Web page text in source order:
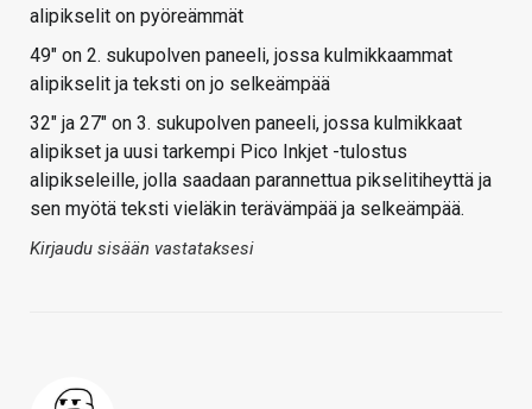
alipikselit on pyöreämmät
49" on 2. sukupolven paneeli, jossa kulmikkaammat
alipikselit ja teksti on jo selkeämpää
32" ja 27" on 3. sukupolven paneeli, jossa kulmikkaat
alipikset ja uusi tarkempi Pico Inkjet -tulostus
alipikseleille, jolla saadaan parannettua pikselitiheyttä ja
sen myötä teksti vieläkin terävämpää ja selkeämpää.
Kirjaudu sisään vastataksesi